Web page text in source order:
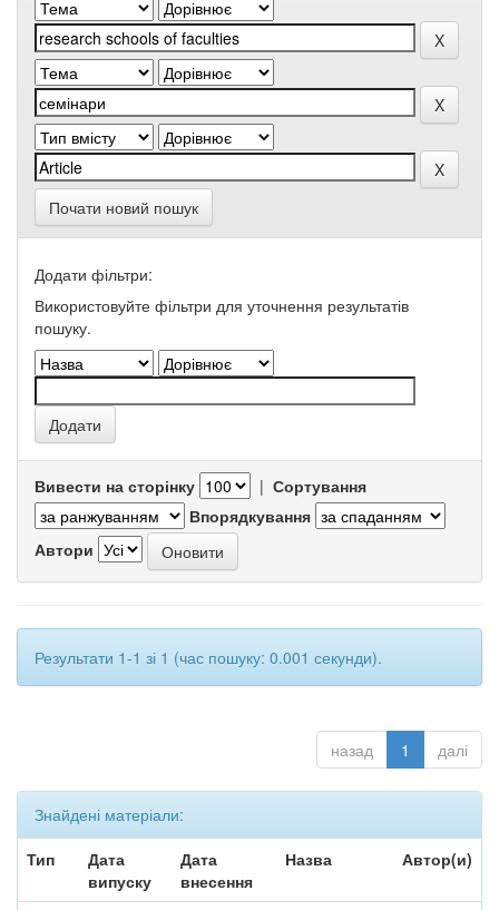
Почати новий пошук
Додати фільтри:
Використовуйте фільтри для уточнення результатів
пошуку.
Вивести на сторінку | Сортування
Впорядкування
Автори
Результати 1-1 зі 1 (час пошуку: 0.001 секунди).
назад 1 далі
Знайдені матеріали:
Тип
Дата
випуску
Дата
внесення
Назва Автор(и)